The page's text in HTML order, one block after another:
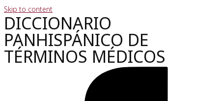
Skip to content
DICCIONARIO
PANHISPÁNICO DE
TÉRMINOS MÉDICOS